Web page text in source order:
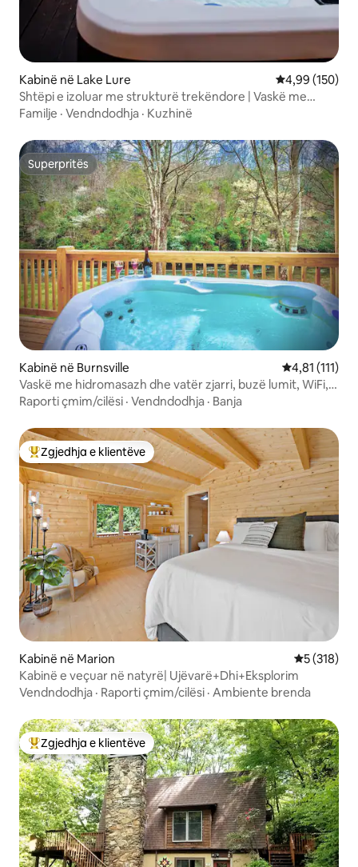
Kabinë në Lake Lure Vlerësimi
4,99 (150)
Shtëpi e izoluar me strukturë trekëndore | Vaskë me
hidromasazh, projektor, pamje epike
Familje · Vendndodhja · Kuzhinë
Superpritës
Superpritës
Kabinë në Burnsville Vlerësimi
4,81 (111)
Vaskë me hidromasazh dhe vatër zjarri, buzë lumit, WiFi,
skarë, komode!
Raporti çmim/cilësi · Vendndodhja · Banja
Më të mirat e zgjedhjeve të klientëve
Zgjedhja e klientëve
Kabinë në Marion Vlerësimi
5 (318)
Kabinë e veçuar në natyrë| Ujëvarë+Dhi+Eksplorim
Vendndodhja · Raporti çmim/cilësi · Ambiente brenda
Më të mirat e zgjedhjeve të klientëve
Zgjedhja e klientëve